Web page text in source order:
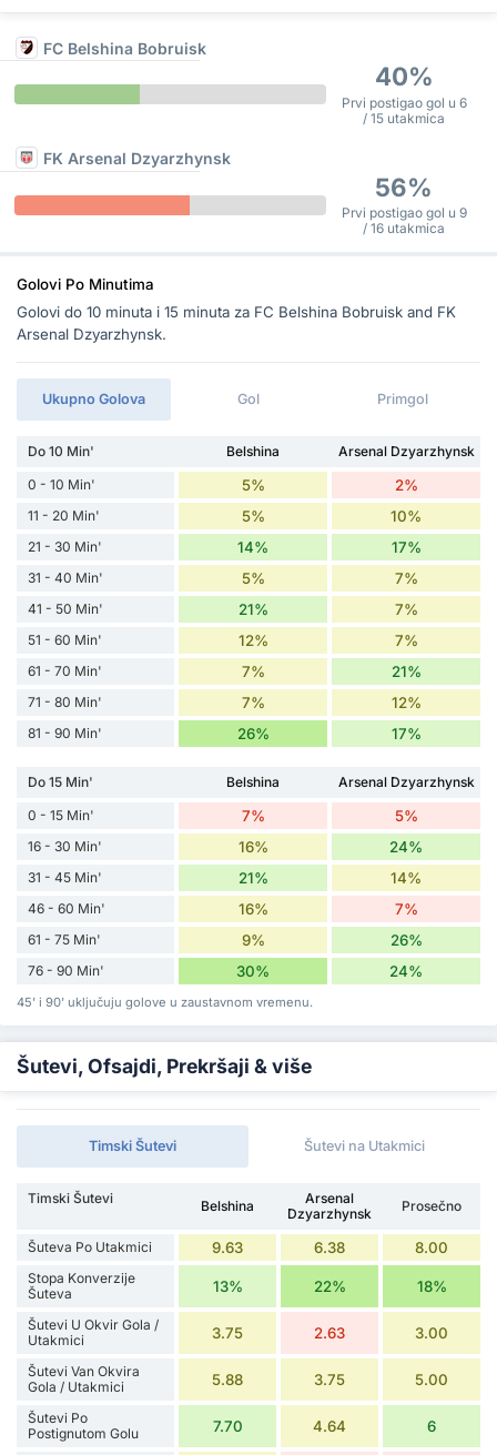
FC Belshina Bobruisk
40%
Prvi postigao gol u 6
/ 15 utakmica
FK Arsenal Dzyarzhynsk
56%
Prvi postigao gol u 9
/ 16 utakmica
Golovi Po Minutima
Golovi do 10 minuta i 15 minuta za FC Belshina Bobruisk and FK
Arsenal Dzyarzhynsk.
Ukupno Golova Gol Primgol
Do 10 Min' Belshina
Arsenal Dzyarzhynsk
0 - 10 Min'
5% 2%
11 - 20 Min' 5% 10%
21 - 30 Min' 14% 17%
31 - 40 Min' 5% 7%
41 - 50 Min' 21% 7%
51 - 60 Min' 12% 7%
61 - 70 Min' 7% 21%
71 - 80 Min' 7% 12%
81 - 90 Min' 26% 17%
Do 15 Min' Belshina
Arsenal Dzyarzhynsk
0 - 15 Min'
7% 5%
16 - 30 Min' 16% 24%
31 - 45 Min' 21% 14%
46 - 60 Min' 16% 7%
61 - 75 Min' 9% 26%
76 - 90 Min' 30% 24%
45' i 90' uključuju golove u zaustavnom vremenu.
Šutevi, Ofsajdi, Prekršaji & više
Timski Šutevi Šutevi na Utakmici
Timski Šutevi Belshina
Arsenal
Dzyarzhynsk
Prosečno
Šuteva Po Utakmici 9.63 6.38 8.00
Stopa Konverzije
Šuteva
13% 22% 18%
Šutevi U Okvir Gola /
Utakmici
3.75 2.63 3.00
Šutevi Van Okvira
Gola / Utakmici
5.88 3.75 5.00
Šutevi Po
Postignutom Golu
7.70 4.64 6